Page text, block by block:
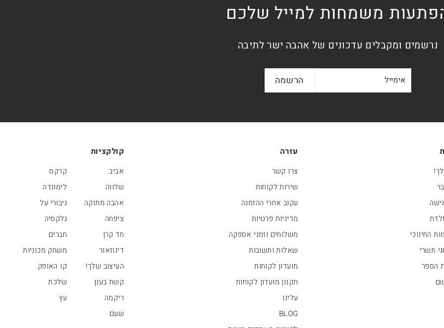
משמחות למייל שלכם
נרשמים ומקבלים עדכונים של אהבה ישר לתיבה
הרשמה
החינוכי
תשרי
הספר
עזרה
צרו קשר
שירות לקוחות
עקוב אחרי ההזמנה
מדיניות פרטיות
משלוחים וזמני אספקה
שאלות ותשובות
מועדון לקוחות
תקנון מועדון לקוחות
עלינו
BLOG
קולקציות
אביב
קרקס
שלווה
לימונדה
אהבה מתוקה
גיבורי על
ציפחה
גלקסיה
חד קרן
חברים
דינוזאור
משחק מכוניות
העיצוב שלך!
קו האופק
קשת בענן
שלכת
ריקמה
עץ
שעם